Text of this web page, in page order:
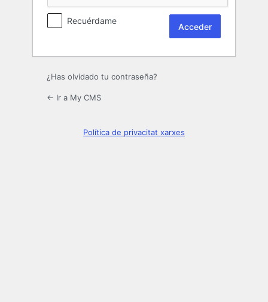
Recuérdame
¿Has olvidado tu contraseña?
← Ir a My CMS
Política de privacitat xarxes